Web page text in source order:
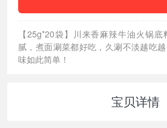
【25g*20袋】川来香麻辣牛油火锅
腻，煮面涮菜都好吃，久涮不淡越吃
味如此简单！
宝贝详情